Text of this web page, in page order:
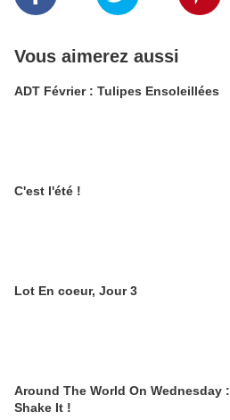
Vous aimerez aussi
ADT Février : Tulipes Ensoleillées
C'est l'été !
Lot En coeur, Jour 3
Around The World On Wednesday :
Shake It !